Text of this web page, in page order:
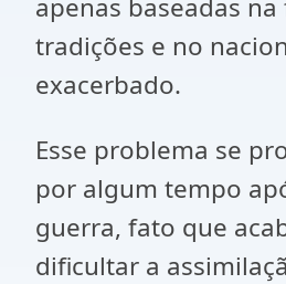
apenas baseadas na
tradições e no
exacerbado.
Esse problema se
por algum tempo
guerra, fato que
dificultar a